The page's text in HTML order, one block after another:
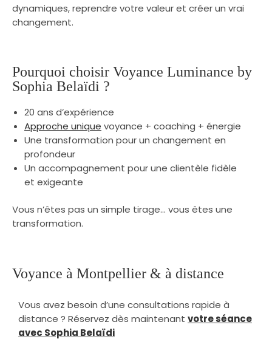
dynamiques, reprendre votre valeur et créer un vrai
changement.
Pourquoi choisir Voyance Luminance by
Sophia Belaïdi ?
20 ans d’expérience
Approche unique voyance + coaching + énergie
Une transformation pour un changement en
profondeur
Un accompagnement pour une clientèle fidèle
et exigeante
Vous n’êtes pas un simple tirage… vous êtes une
transformation.
Voyance à Montpellier & à distance
Vous avez besoin d’une consultations rapide à
distance ? Réservez dès maintenant votre séance
avec Sophia Belaïdi